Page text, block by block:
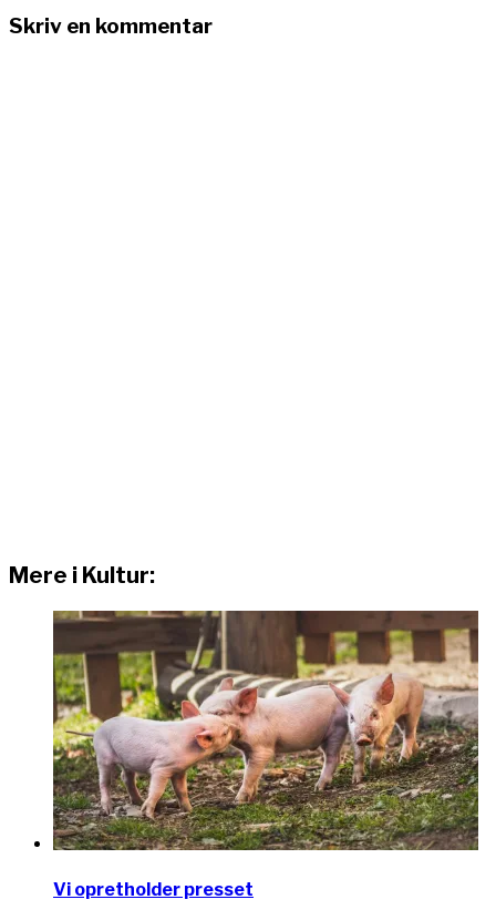
Skriv en kommentar
Mere i Kultur:
Vi opretholder presset